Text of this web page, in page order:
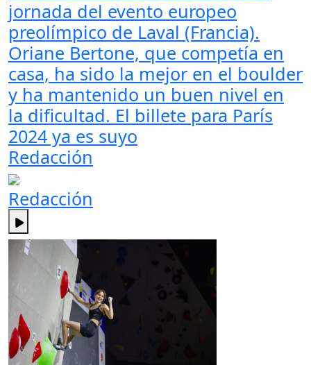
jornada del evento europeo
preolímpico de Laval (Francia).
Oriane Bertone, que competía en
casa, ha sido la mejor en el boulder
y ha mantenido un buen nivel en
la dificultad. El billete para París
2024 ya es suyo
Redacción
Redacción